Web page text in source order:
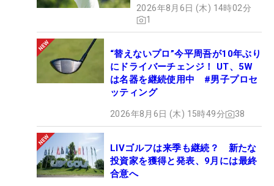
2026年8月6日 (木) 14時02分
1
“替えないプロ”今平周吾が10年ぶり
にドライバーチェンジ！ UT、5W
は名器を継続使用中 #男子プロセ
ッティング
2026年8月6日 (木) 15時49分 38
LIVゴルフは来季も継続？ 新たな
投資家を獲得と発表、9月には最終
合意へ